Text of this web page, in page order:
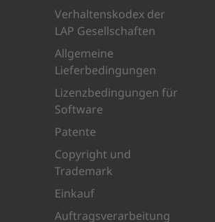
Verhaltenskodex der
LAP Gesellschaften
Allgemeine
Lieferbedingungen
Lizenzbedingungen für
Software
Patente
Copyright und
Trademark
Einkauf
Auftragsverarbeitung